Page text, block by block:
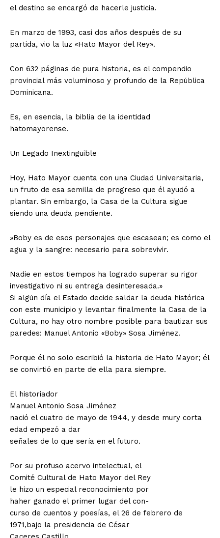
el destino se encargó de hacerle justicia.
En marzo de 1993, casi dos años después de su
partida, vio la luz «Hato Mayor del Rey».
Con 632 páginas de pura historia, es el compendio
provincial más voluminoso y profundo de la República
Dominicana.
Es, en esencia, la biblia de la identidad
hatomayorense.
​Un Legado Inextinguible
​Hoy, Hato Mayor cuenta con una Ciudad Universitaria,
un fruto de esa semilla de progreso que él ayudó a
plantar. Sin embargo, la Casa de la Cultura sigue
siendo una deuda pendiente.
​»Boby es de esos personajes que escasean; es como el
agua y la sangre: necesario para sobrevivir.
Nadie en estos tiempos ha logrado superar su rigor
investigativo ni su entrega desinteresada.»
​Si algún día el Estado decide saldar la deuda histórica
con este municipio y levantar finalmente la Casa de la
Cultura, no hay otro nombre posible para bautizar sus
paredes: Manuel Antonio «Boby» Sosa Jiménez.
Porque él no solo escribió la historia de Hato Mayor; él
se convirtió en parte de ella para siempre.
El historiador
Manuel Antonio Sosa Jiménez
nació el cuatro de mayo de 1944, y desde mury corta
edad empezó a dar
señales de lo que sería en el futuro.
Por su profuso acervo intelectual, el
Comité Cultural de Hato Mayor del Rey
le hizo un especial reconocimiento por
haher ganado el primer lugar del con-
curso de cuentos y poesías, el 26 de febrero de
1971,bajo la presidencia de César